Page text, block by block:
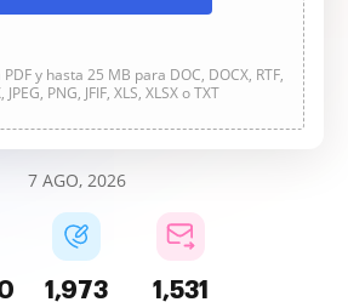
y hasta 25 MB para DOC, DOCX, RTF,
JPEG, PNG, JFIF, XLS, XLSX o TXT
7 AGO, 2026
1,974 1,531